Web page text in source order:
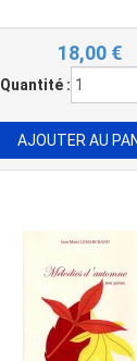
18,00 €
Quantité :